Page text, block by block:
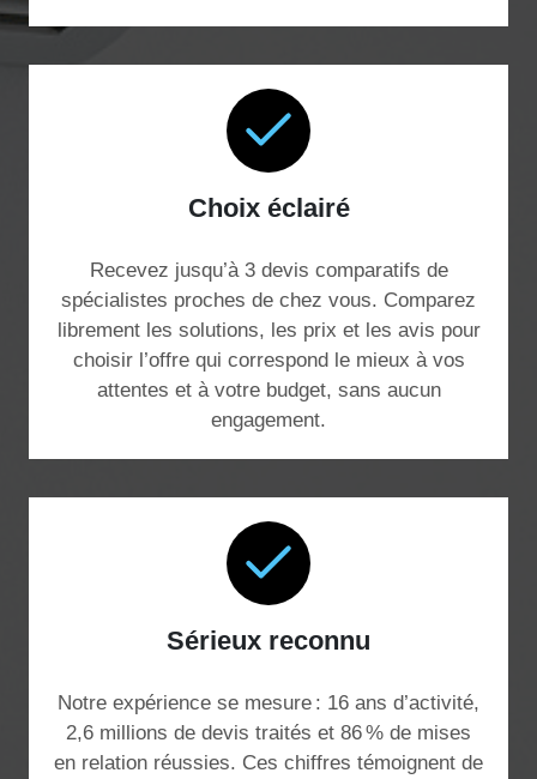
Choix éclairé
Recevez jusqu’à 3 devis comparatifs de
spécialistes proches de chez vous. Comparez
librement les solutions, les prix et les avis pour
choisir l’offre qui correspond le mieux à vos
attentes et à votre budget, sans aucun
engagement.
Sérieux reconnu
Notre expérience se mesure : 16 ans d’activité,
2,6 millions de devis traités et 86 % de mises
en relation réussies. Ces chiffres témoignent de